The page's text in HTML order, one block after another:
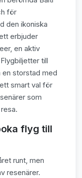
för
den ikoniska
erbjuder
en aktiv
till
en storstad med
smart val för
som
flyg till
runt, men
resenärer.